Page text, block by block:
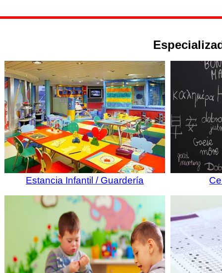
Estancia Infantil / Guardería